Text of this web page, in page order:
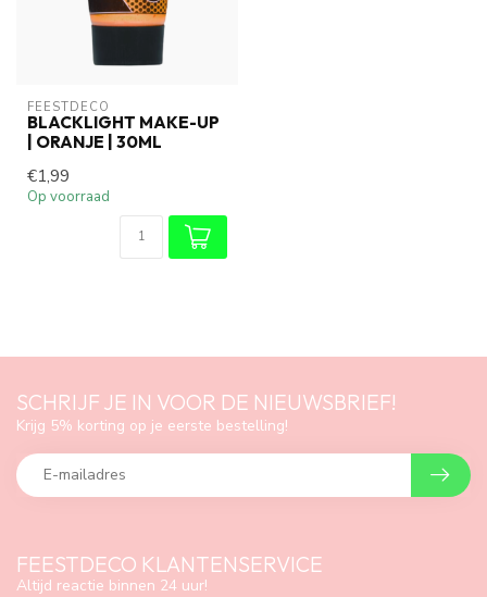
FEESTDECO
BLACKLIGHT MAKE-UP
| ORANJE | 30ML
€1,99
Op voorraad
FEESTDECO KLANTENSERVICE
Altijd reactie binnen 24 uur!
SCHRIJF JE IN VOOR DE NIEUWSBRIEF!
Krijg 5% korting op je eerste bestelling!